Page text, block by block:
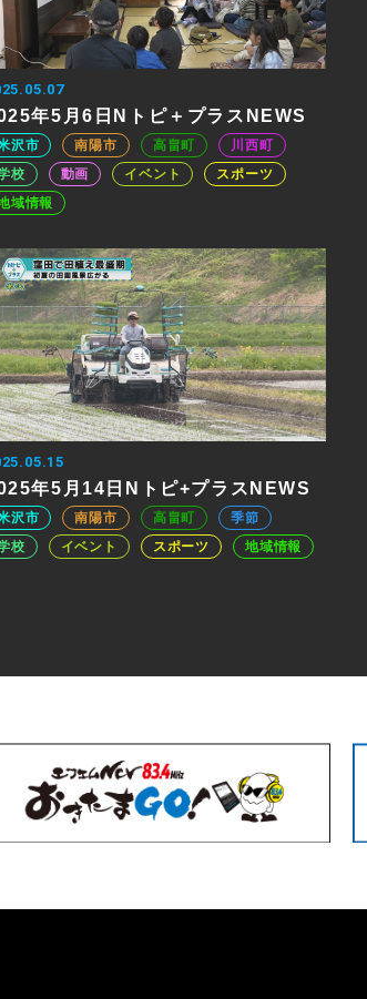
年5月6日Nトピ＋プラスNEWS
沢市 南陽市 高畠町
川西町
校
動画 イベント
スポーツ
域情報
年5月14日Nトピ+プラスNEWS
沢市 南陽市 高畠町
季節
校
イベント スポーツ 地域情報